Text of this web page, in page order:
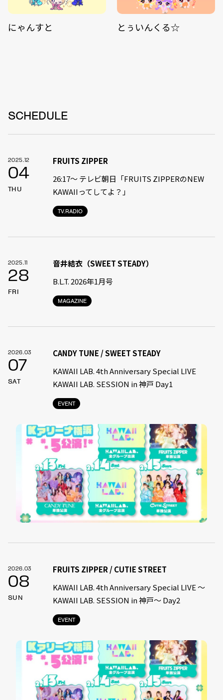
にゃんすと とぅいんくる☆
SCHEDULE
2025.12
04
THU
TV.RADIO
FRUITS ZIPPER
26:17～ テレビ朝日「FRUITS ZIPPERのNEW
KAWAIIってしてよ？」
2025.11
28
FRI
MAGAZINE
音井結衣（SWEET STEADY）
B.L.T. 2026年1月号
2026.03
07
SAT
EVENT
CANDY TUNE / SWEET STEADY
KAWAII LAB. 4th Anniversary Special LIVE
KAWAII LAB. SESSION in 神戸 Day1
2026.03
08
SUN
EVENT
FRUITS ZIPPER / CUTIE STREET
KAWAII LAB. 4th Anniversary Special LIVE 〜
KAWAII LAB. SESSION in 神戸〜 Day2